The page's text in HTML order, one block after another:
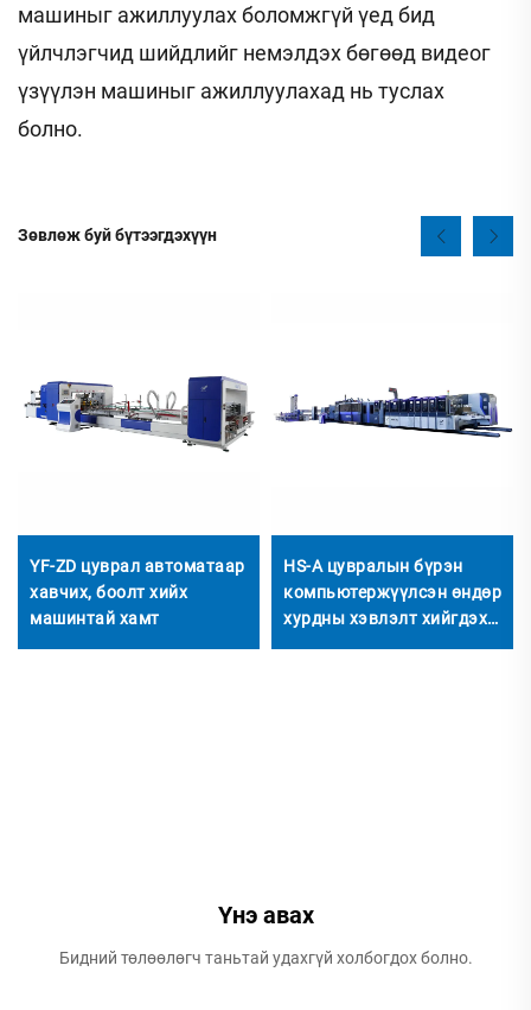
машиныг ажиллуулах боломжгүй үед бид
үйлчлэгчид шийдлийг немэлдэх бөгөөд видеог
үзүүлэн машиныг ажиллуулахад нь туслах
болно.
Зөвлөж буй бүтээгдэхүүн
YF-ZD цуврал автоматаар
хавчих, боолт хийх
машинтай хамт
HS-A цувралын бүрэн
компьютержүүлсэн өндөр
хурдны хэвлэлт хийгдэх,
Үнэ авах
Бидний төлөөлөгч таньтай удахгүй холбогдох болно.